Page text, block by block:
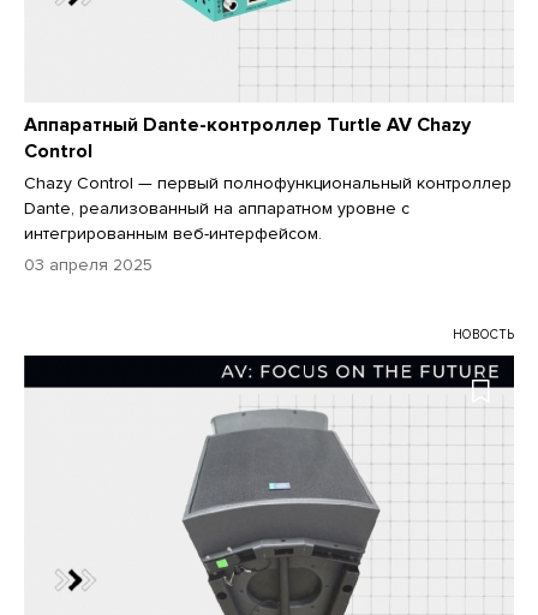
Аппаратный Dante-контроллер Turtle AV Chazy
Control
Chazy Control — первый полнофункциональный контроллер
Dante, реализованный на аппаратном уровне с
интегрированным веб-интерфейсом.
03 апреля 2025
НОВОСТЬ